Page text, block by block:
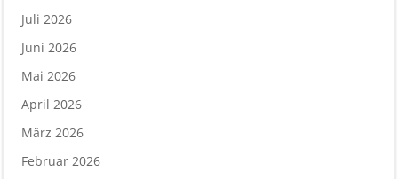
Juli 2026
Juni 2026
Mai 2026
April 2026
März 2026
Februar 2026